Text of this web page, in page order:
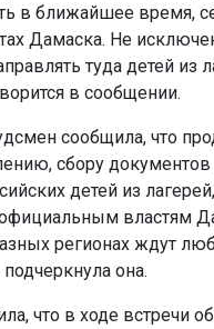
в ближайшее время,
Дамаска. Не
туда детей из
в сообщении.
сообщила, что
сбору документов
детей из
властям
регионах ждут
она.
что в ходе встречи